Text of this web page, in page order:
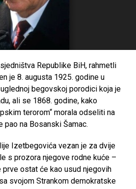
Republike BiH, rahmetli
je 8. augusta 1925. godine u
begovskoj porodici koja je
ali se 1868. godine, kako
terorom“ morala odseliti na
pao na Bosanski Šamac.
Izetbegovića vezan je za dvije
s prozora njegove rodne kuće –
prve ostat će kao usud njegovih
svojom Strankom demokratske